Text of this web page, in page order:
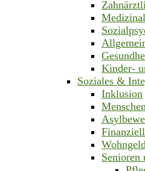
Kinder-
Soziales &
Inklusion
Wohngeld
Senioren